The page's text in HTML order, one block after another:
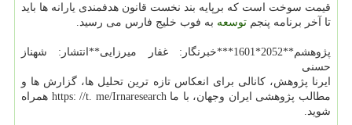
قیمت سوخت است كه برپایه بند نخست قانون هدفمندی یارانه ها باید
تا آخر برنامه پنجم توسعه به فوب خلیج فارس می رسید.
پژوهشم**2052*1601***خبرنگار: غفار میرزایی**انتشار: شهناز
حسنی
ایرنا پژوهش، كانالی برای انعكاس تازه ترین تحلیل ها، گزارش ها و
مطالب پژوهشی ایران وجهان، با ما https: //t. me/Irnaresearch همراه
شوید.